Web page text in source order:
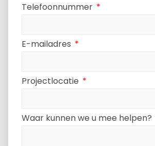
Telefoonnummer
E-mailadres
Projectlocatie
Waar kunnen we u mee helpen?